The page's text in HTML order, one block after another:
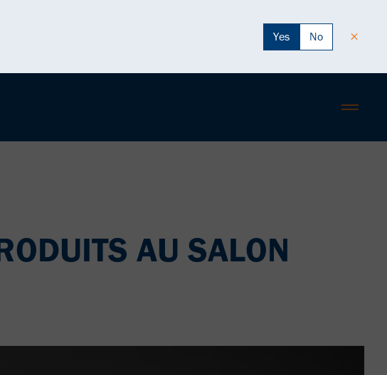
Yes No
AU SALON